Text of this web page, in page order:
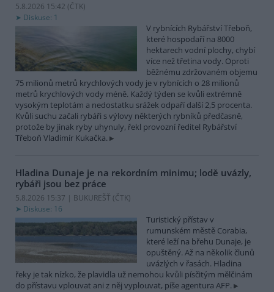
5.8.2026 15:42 (ČTK)
Diskuse: 1
V rybnících Rybářství Třeboň,
které hospodaří na 8000
hektarech vodní plochy, chybí
více než třetina vody. Oproti
běžnému zdržovaném objemu
75 milionů metrů krychlových vody je v rybnících o 28 milionů
metrů krychlových vody méně. Každý týden se kvůli extrémně
vysokým teplotám a nedostatku srážek odpaří další 2,5 procenta.
Kvůli suchu začali rybáři s výlovy některých rybníků předčasně,
protože by jinak ryby uhynuly, řekl provozní ředitel Rybářství
Třeboň Vladimír Kukačka.
Hladina Dunaje je na rekordním minimu; lodě uvázly,
rybáři jsou bez práce
5.8.2026 15:37 | BUKUREŠŤ (ČTK)
Diskuse: 16
Turistický přístav v
rumunském městě Corabia,
které leží na břehu Dunaje, je
opuštěný. Až na několik člunů
uvázlých v řasách. Hladina
řeky je tak nízko, že plavidla už nemohou kvůli písčitým mělčinám
do přístavu vplouvat ani z něj vyplouvat, píše agentura AFP.